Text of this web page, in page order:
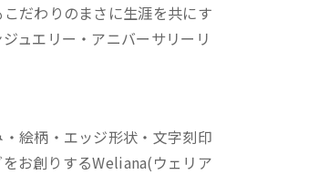
だわりのまさに生涯を共にす
ュエリー・アニバーサリーリ
絵柄・エッジ形状・文字刻印
お創りするWeliana(ウェリア